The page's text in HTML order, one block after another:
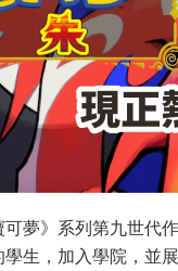
夢》系列第九世
生，加入學院，並